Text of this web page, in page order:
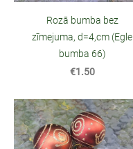
Rozā bumba bez
zīmejuma, d=4,cm (Egle
bumba 66)
€1.50